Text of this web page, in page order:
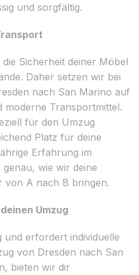
und sorgfältig.
Sicherheit deiner Möbel
Daher setzen wir bei
nach San Marino auf
moderne Transportmittel.
für den Umzug
Platz für deine
Erfahrung im
wie wir deine
von A nach B bringen.
Umzug
und erfordert individuelle
von Dresden nach San
bieten wir dir